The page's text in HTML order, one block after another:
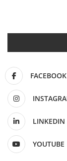
FACEBOOK
LINKEDIN
YOUTUBE